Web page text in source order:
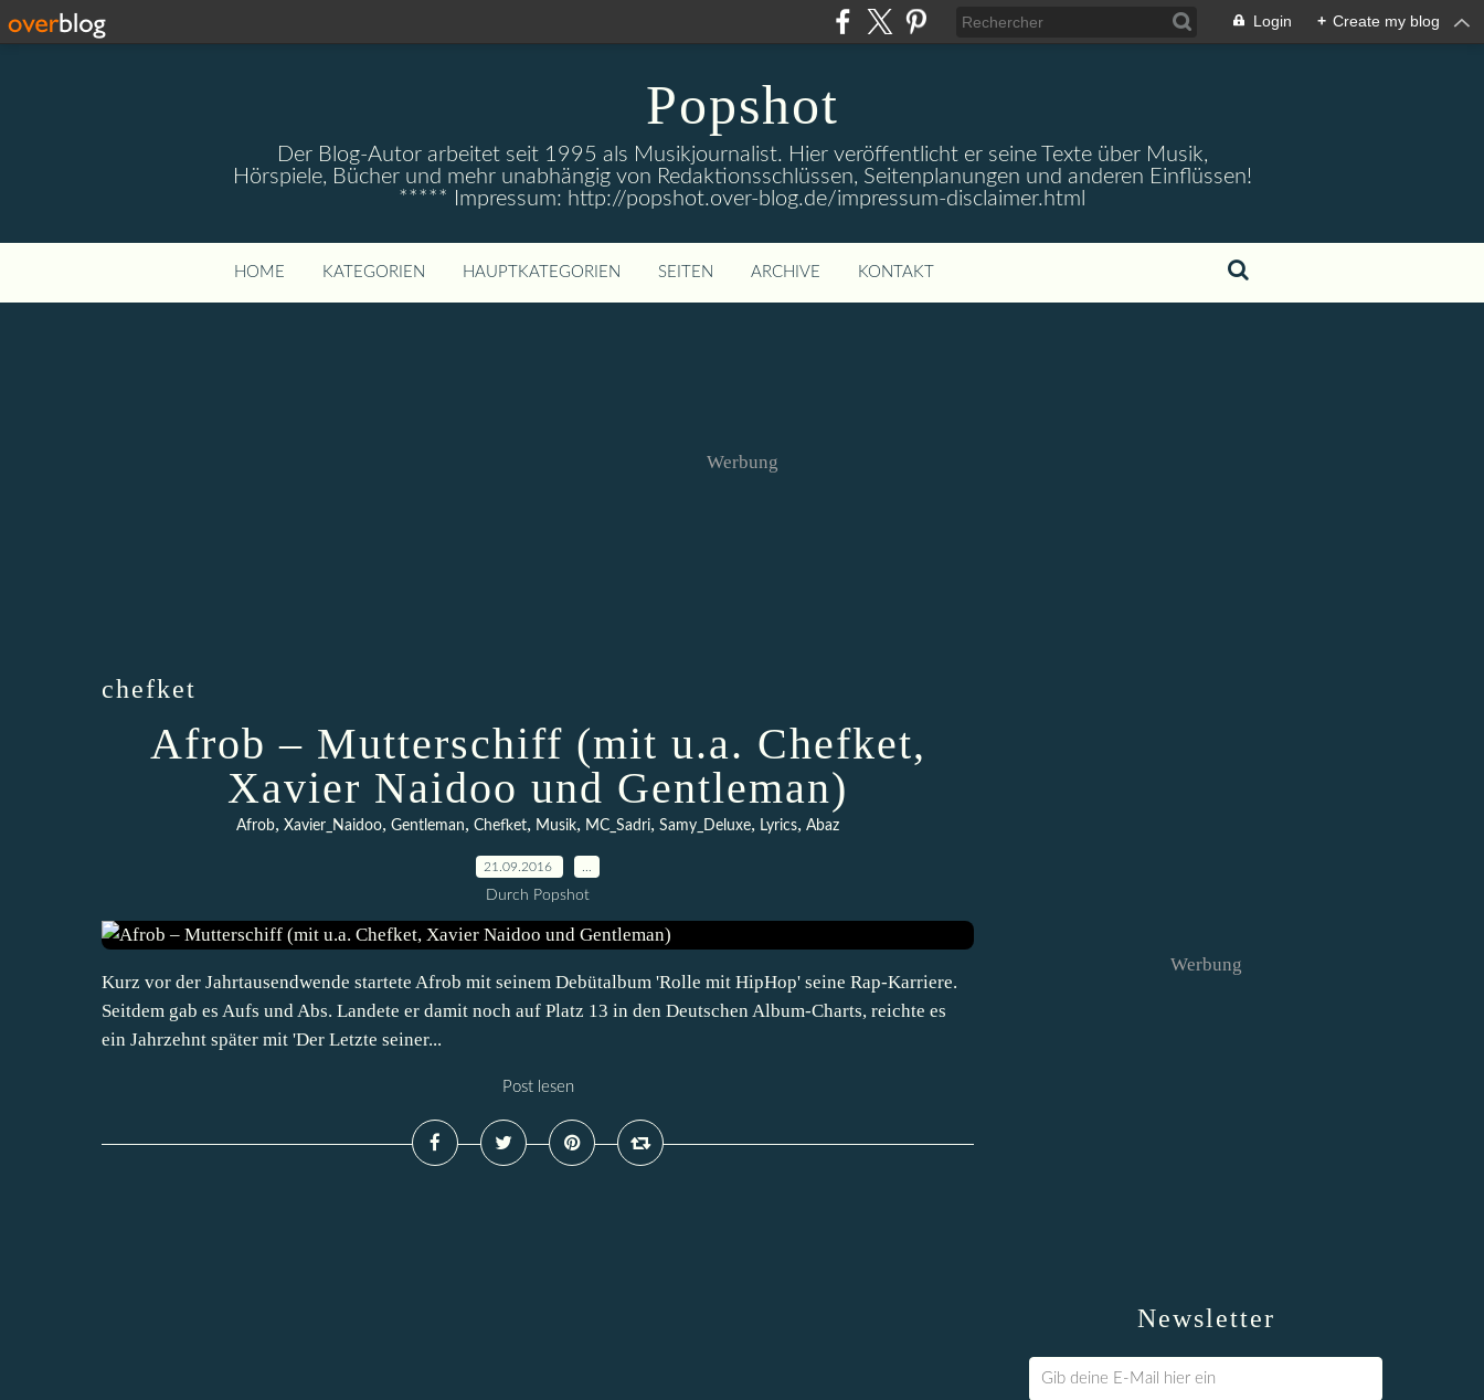
Login + Create my blog
Popshot
Der Blog-Autor arbeitet seit 1995 als Musikjournalist. Hier veröffentlicht er seine Texte über Musik,
Hörspiele, Bücher und mehr unabhängig von Redaktionsschlüssen, Seitenplanungen und anderen Einflüssen!
***** Impressum: http://popshot.over-blog.de/impressum-disclaimer.html
HOME KATEGORIEN HAUPTKATEGORIEN SEITEN ARCHIVE KONTAKT
Werbung
chefket
Afrob – Mutterschiff (mit u.a. Chefket,
Xavier Naidoo und Gentleman)
Afrob, Xavier_Naidoo, Gentleman, Chefket, Musik, MC_Sadri, Samy_Deluxe, Lyrics, Abaz
21.09.2016
Durch Popshot
Kurz vor der Jahrtausendwende startete Afrob mit seinem Debütalbum 'Rolle mit HipHop' seine Rap-Karriere.
Seitdem gab es Aufs und Abs. Landete er damit noch auf Platz 13 in den Deutschen Album-Charts, reichte es
ein Jahrzehnt später mit 'Der Letzte seiner...
Post lesen
Newsletter
Werbung